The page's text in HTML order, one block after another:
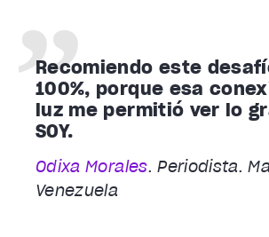
Recomiendo este
100%, porque esa
luz me permitió ver lo
SOY.
Odixa Morales. Periodista.
Venezuela